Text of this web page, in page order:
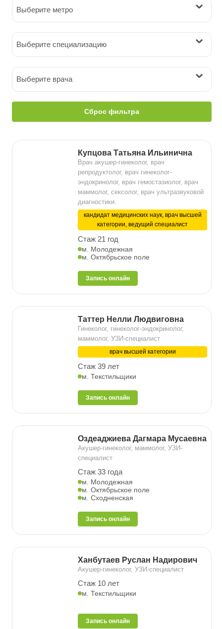
Выберите метро
Выберите специализацию
Выберите врача
Сброс фильтра
Купцова Татьяна Ильинична
Врач акушер-гинеколог, врач
репродуктолог, врач гинеколог-
эндокринолог, врач гемостазиолог, врач
маммолог, сексолог, врач ультразвуковой
диагностики.
кандидат медицинских наук, врач высшей
категории, ведущий специалист
Стаж 21 год
м. Молодежная
м. Октябрьское поле
Запись онлайн
Таттер Нелли Людвиговна
Гинеколог, гинеколог-эндокринолог,
маммолог, УЗИ-специалист
врач высшей категории
Стаж 39 лет
м. Текстильщики
Запись онлайн
Оздеаджиева Дагмара Мусаевна
Акушер-гинеколог, маммолог, УЗИ-
специалист
Стаж 33 года
м. Молодежная
м. Октябрьское поле
м. Сходненская
Запись онлайн
Ханбутаев Руслан Надирович
Акушер-гинеколог, УЗИ-специалист
Стаж 10 лет
м. Текстильщики
Запись онлайн